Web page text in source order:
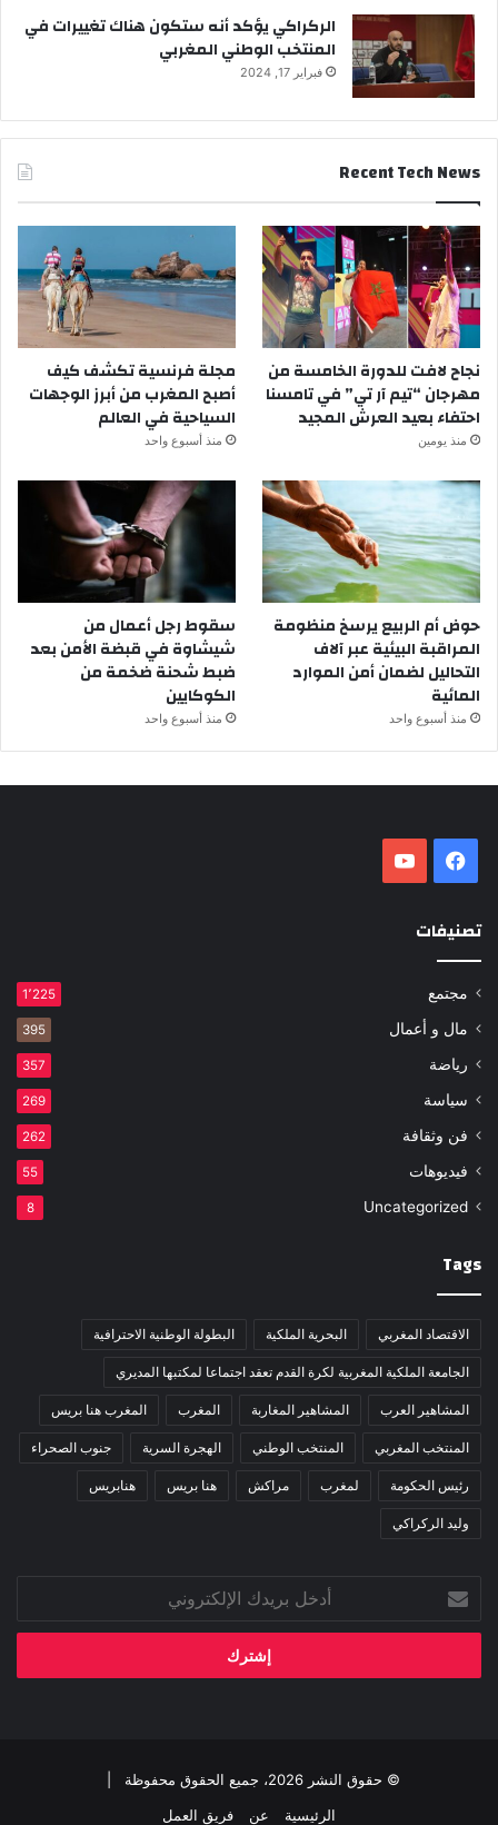
الركراكي يؤكد أنه ستكون هناك تغييرات في
المنتخب الوطني المغربي
فبراير 17, 2024
Recent Tech News
نجاح لافت للدورة الخامسة من
مهرجان “تيم آر تي” في تامسنا
احتفاء بعيد العرش المجيد
منذ يومين
مجلة فرنسية تكشف كيف
أصبح المغرب من أبرز الوجهات
السياحية في العالم
منذ أسبوع واحد
حوض أم الربيع يرسخ منظومة
المراقبة البيئية عبر آلاف
التحاليل لضمان أمن الموارد
المائية
منذ أسبوع واحد
سقوط رجل أعمال من
شيشاوة في قبضة الأمن بعد
ضبط شحنة ضخمة من
الكوكايين
منذ أسبوع واحد
فيسبوك
تصنيفات
مجتمع 1٬225
مال و أعمال 395
رياضة 357
سياسة 269
فن وثقافة 262
فيديوهات 55
Uncategorized
8
Tags
الاقتصاد المغربي البحرية الملكية البطولة الوطنية الاحترافية
الجامعة الملكية المغربية لكرة القدم تعقد اجتماعا لمكتبها المديري
المشاهير العرب المشاهير المغاربة المغرب المغرب هنا بريس
المنتخب المغربي المنتخب الوطني الهجرة السرية جنوب الصحراء
رئيس الحكومة لمغرب مراكش هنا بريس هنابريس
وليد الركراكي
أدخل
بريدك
الإلكتروني
© حقوق النشر 2026، جميع الحقوق محفوظة |
الرئيسية
عن فريق العمل